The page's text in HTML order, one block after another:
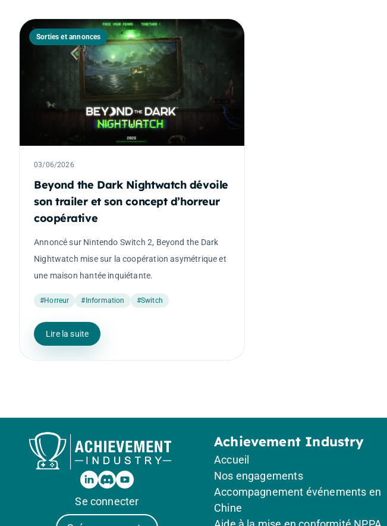
Sorties et annonces
03/06/2026
Beyond the Dark Nightwatch dévoile
son trailer et son concept d’horreur
coopérative
Annoncé sur Nintendo Switch 2, Beyond the Dark
Nightwatch mise sur la coopération asymétrique et
une maison hantée inquiétante.
#Horreur #Information #Switch
Lire la suite
Se connecter
Achievement Industry
Accueil
Nos engagements
Accompagnement événements en
Chine